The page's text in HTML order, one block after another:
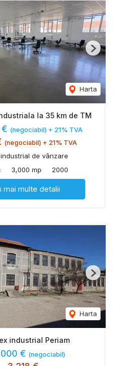
Harta
Next
la 35 km de TM
€ (negociabil) + 21% TVA
(negociabil) + 21% TVA
de vânzare
3,000 mp 2000
mai multe detalii
Harta
Next
industrial Periam
€ (negociabil)